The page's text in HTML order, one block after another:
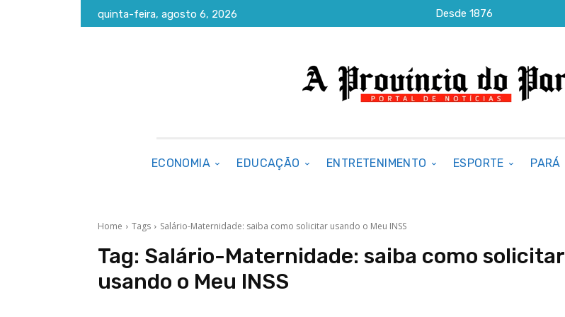
quinta-feira, agosto 6, 2026 Desde 1876
ECONOMIA EDUCAÇÃO ENTRETENIMENTO ESPORTE PARÁ
Home Tags Salário-Maternidade: saiba como solicitar usando o Meu INSS
Tag: Salário-Maternidade: saiba como solicitar
usando o Meu INSS